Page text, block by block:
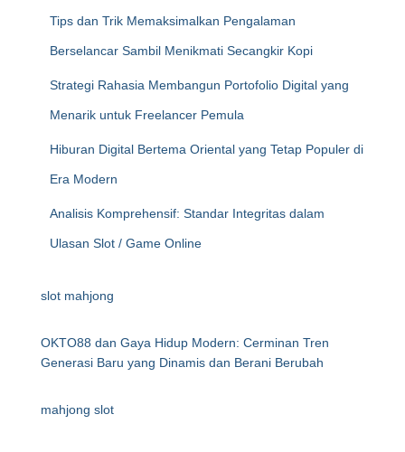
Tips dan Trik Memaksimalkan Pengalaman
Berselancar Sambil Menikmati Secangkir Kopi
Strategi Rahasia Membangun Portofolio Digital yang
Menarik untuk Freelancer Pemula
Hiburan Digital Bertema Oriental yang Tetap Populer di
Era Modern
Analisis Komprehensif: Standar Integritas dalam
Ulasan Slot / Game Online
slot mahjong
OKTO88 dan Gaya Hidup Modern: Cerminan Tren
Generasi Baru yang Dinamis dan Berani Berubah
mahjong slot